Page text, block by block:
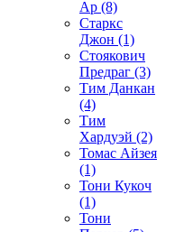
Ар (8)
Старкс
Джон (1)
Стоякович
Предраг (3)
Тим Данкан
(4)
Тим
Хардуэй (2)
Томас Айзея
(1)
Тони Кукоч
(1)
Тони